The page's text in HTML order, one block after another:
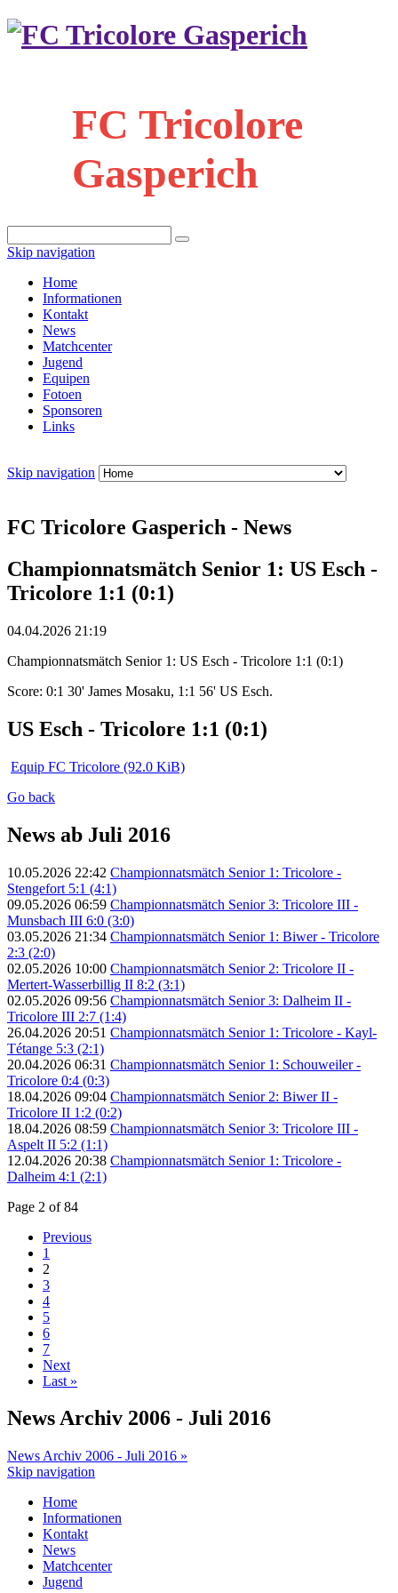
FC Tricolore
Gasperich
Skip navigation
Home
Informationen
Kontakt
News
Matchcenter
Jugend
Equipen
Fotoen
Sponsoren
Links
Skip navigation
FC Tricolore Gasperich - News
Championnatsmätch Senior 1: US Esch -
Tricolore 1:1 (0:1)
04.04.2026 21:19
Championnatsmätch Senior 1: US Esch - Tricolore 1:1 (0:1)
Score: 0:1 30' James Mosaku, 1:1 56' US Esch.
US Esch - Tricolore 1:1 (0:1)
Equip FC Tricolore (92.0 KiB)
Go back
News ab Juli 2016
10.05.2026 22:42 Championnatsmätch Senior 1: Tricolore -
Stengefort 5:1 (4:1)
09.05.2026 06:59 Championnatsmätch Senior 3: Tricolore III -
Munsbach III 6:0 (3:0)
03.05.2026 21:34 Championnatsmätch Senior 1: Biwer - Tricolore
2:3 (2:0)
02.05.2026 10:00 Championnatsmätch Senior 2: Tricolore II -
Mertert-Wasserbillig II 8:2 (3:1)
02.05.2026 09:56 Championnatsmätch Senior 3: Dalheim II -
Tricolore III 2:7 (1:4)
26.04.2026 20:51 Championnatsmätch Senior 1: Tricolore - Kayl-
Tétange 5:3 (2:1)
20.04.2026 06:31 Championnatsmätch Senior 1: Schouweiler -
Tricolore 0:4 (0:3)
18.04.2026 09:04 Championnatsmätch Senior 2: Biwer II -
Tricolore II 1:2 (0:2)
18.04.2026 08:59 Championnatsmätch Senior 3: Tricolore III -
Aspelt II 5:2 (1:1)
12.04.2026 20:38 Championnatsmätch Senior 1: Tricolore -
Dalheim 4:1 (2:1)
Page 2 of 84
Previous
1
2
3
4
5
6
7
Next
Last »
News Archiv 2006 - Juli 2016
News Archiv 2006 - Juli 2016 »
Skip navigation
Home
Informationen
Kontakt
News
Matchcenter
Jugend